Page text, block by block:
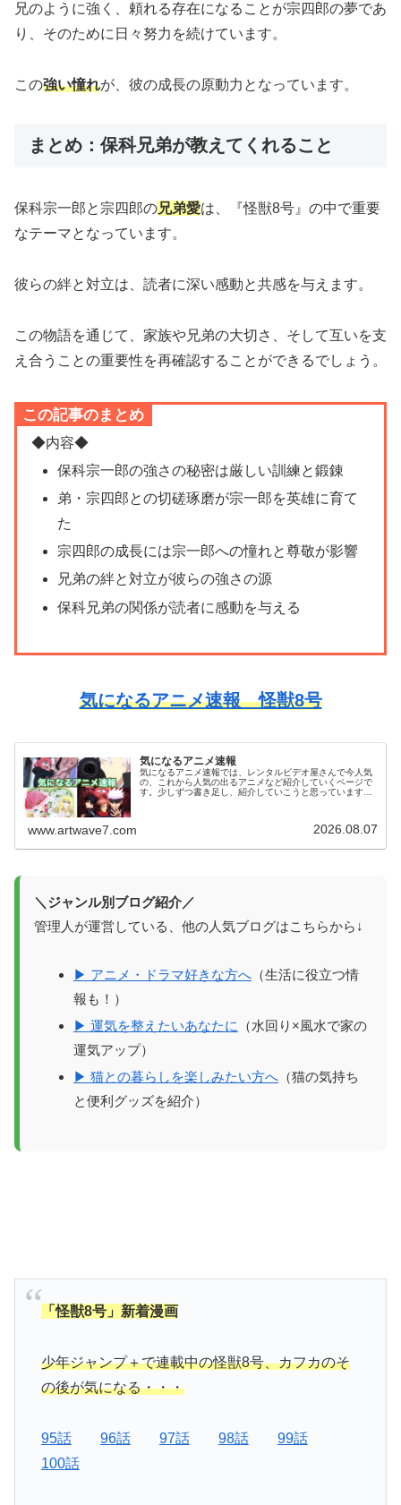
兄のように強く、頼れる存在になることが宗四郎の夢であ
り、そのために日々努力を続けています。
この強い憧れが、彼の成長の原動力となっています。
まとめ：保科兄弟が教えてくれること
保科宗一郎と宗四郎の兄弟愛は、『怪獣8号』の中で重要
なテーマとなっています。
彼らの絆と対立は、読者に深い感動と共感を与えます。
この物語を通じて、家族や兄弟の大切さ、そして互いを支
え合うことの重要性を再確認することができるでしょう。
この記事のまとめ
◆内容◆
保科宗一郎の強さの秘密は厳しい訓練と鍛錬
弟・宗四郎との切磋琢磨が宗一郎を英雄に育て
た
宗四郎の成長には宗一郎への憧れと尊敬が影響
兄弟の絆と対立が彼らの強さの源
保科兄弟の関係が読者に感動を与える
気になるアニメ速報 怪獣8号
気になるアニメ速報
気になるアニメ速報では、レンタルビデオ屋さんで今人気
の、これから人気の出るアニメなど紹介していくページで
す。少しずつ書き足し、紹介していこうと思っています。
www.artwave7.com 2026.08.07
＼ジャンル別ブログ紹介／
管理人が運営している、他の人気ブログはこちらから↓
▶ アニメ・ドラマ好きな方へ （生活に役立つ情
報も！）
▶ 運気を整えたいあなたに
（水回り×風水で家の
運気アップ）
▶ 猫との暮らしを楽しみたい方へ （猫の気持ち
と便利グッズを紹介）
「怪獣8号」新着漫画
少年ジャンプ＋で連載中の怪獣8号、カフカのそ
の後が気になる・・・
95話 96話 97話 98話
99話
100話